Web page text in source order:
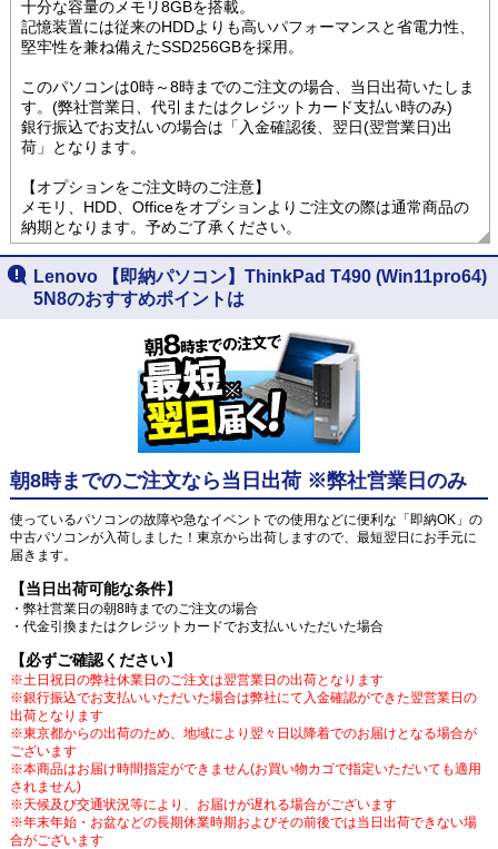
十分な容量のメモリ8GBを搭載。
記憶装置には従来のHDDよりも高いパフォーマンスと省電力性、
堅牢性を兼ね備えたSSD256GBを採用。
このパソコンは0時～8時までのご注文の場合、当日出荷いたしま
す。(弊社営業日、代引またはクレジットカード支払い時のみ)
銀行振込でお支払いの場合は「入金確認後、翌日(翌営業日)出
荷」となります。
【オプションをご注文時のご注意】
メモリ、HDD、Officeをオプションよりご注文の際は通常商品の
納期となります。予めご了承ください。
Lenovo 【即納パソコン】ThinkPad T490 (Win11pro64)
5N8のおすすめポイントは
朝8時までのご注文なら当日出荷 ※弊社営業日のみ
使っているパソコンの故障や急なイベントでの使用などに便利な「即納OK」の
中古パソコンが入荷しました！東京から出荷しますので、最短翌日にお手元に
届きます。
【当日出荷可能な条件】
・弊社営業日の朝8時までのご注文の場合
・代金引換またはクレジットカードでお支払いいただいた場合
【必ずご確認ください】
※土日祝日の弊社休業日のご注文は翌営業日の出荷となります
※銀行振込でお支払いいただいた場合は弊社にて入金確認ができた翌営業日の
出荷となります
※東京都からの出荷のため、地域により翌々日以降着でのお届けとなる場合が
ございます
※本商品はお届け時間指定ができません(お買い物カゴで指定いただいても適用
されません)
※天候及び交通状況等により、お届けが遅れる場合がございます
※年末年始・お盆などの長期休業時期およびその前後では当日出荷できない場
合がございます